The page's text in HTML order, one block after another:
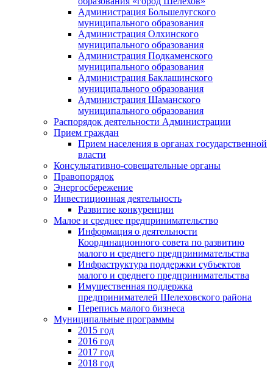
Администрация Большелугского
муниципального образования
Администрация Олхинского
муниципального образования
Администрация Подкаменского
муниципального образования
Администрация Баклашинского
муниципального образования
Администрация Шаманского
муниципального образования
Распорядок деятельности Администрации
Прием граждан
Прием населения в органах государственной
власти
Консультативно-совещательные органы
Правопорядок
Энергосбережение
Инвестиционная деятельность
Развитие конкуренции
Малое и среднее предпринимательство
Информация о деятельности
Координационного совета по развитию
малого и среднего предпринимательства
Инфраструктура поддержки субъектов
малого и среднего предпринимательства
Имущественная поддержка
предпринимателей Шелеховского района
Перепись малого бизнеса
Муниципальные программы
2015 год
2016 год
2017 год
2018 год